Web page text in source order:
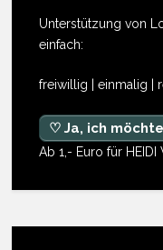
Unterstützung von
einfach:
freiwillig | einmalig |
♡ Ja, ich
Ab 1,- Euro für